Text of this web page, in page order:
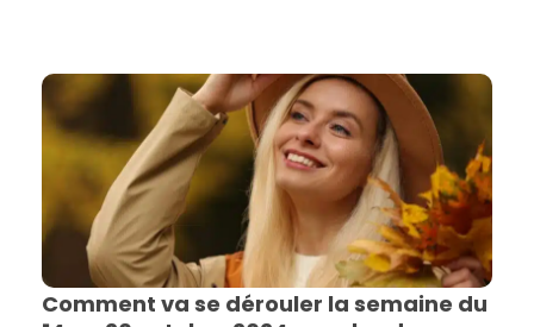
Comment va se dérouler la semaine du